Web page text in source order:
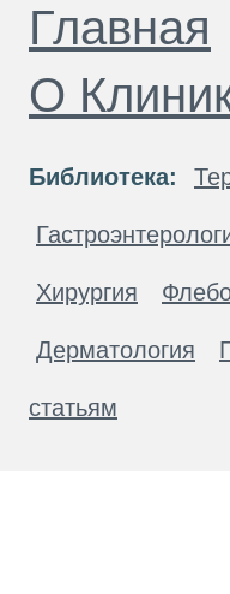
Главная
О
Библиотека:
Хирургия
Дерматология
статьям